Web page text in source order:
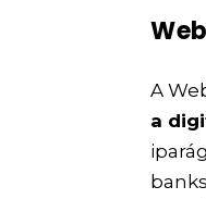
A
a